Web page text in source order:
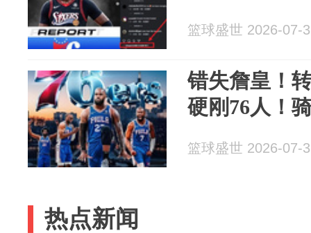
篮球盛世 2026-07-
错失詹皇！
硬刚76人！
篮球盛世 2026-07-
热点新闻